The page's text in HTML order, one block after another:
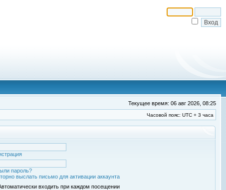
Текущее время: 06 авг 2026, 08:25
Часовой пояс: UTC + 3 часа
пароль?
выслать письмо для активации аккаунта
входить при каждом посещении